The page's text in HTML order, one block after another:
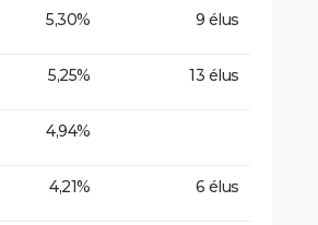
5,30% 9 élus
5,25% 13 élus
4,94%
4,21% 6 élus